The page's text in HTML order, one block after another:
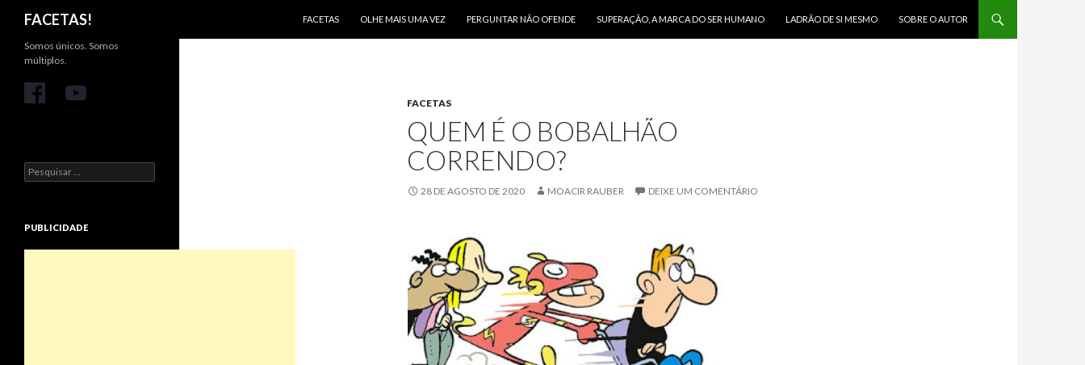
FACETAS!
FACETAS
OLHE MAIS UMA VEZ PERGUNTAR NÃO OFENDE SUPERAÇÃO, A MARCA DO SER HUMANO LADRÃO DE SI MESMO SOBRE O AUTOR
FACETAS
QUEM É O BOBALHÃO
CORRENDO?
28 DE AGOSTO DE 2020 MOACIR RAUBER DEIXE UM COMENTÁRIO
Somos únicos. Somos
múltiplos.
Pesquisar
por:
PUBLICIDADE